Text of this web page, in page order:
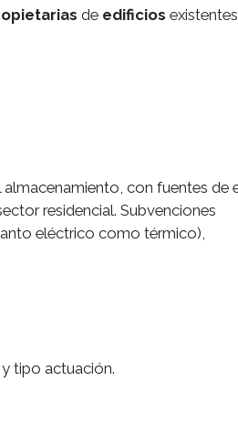
de edificios existentes
con fuentes de
residencial. Subvenciones
eléctrico como térmico),
tipo actuación.